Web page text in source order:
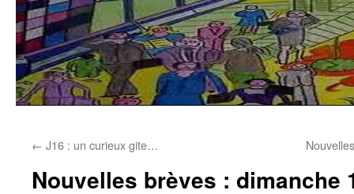
← J16 : un curieux gite…
Nouvelles brèves : dimanche